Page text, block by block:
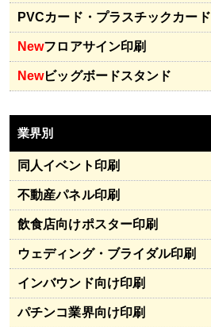
PVCカード・プラスチックカード
Newフロアサイン印刷
Newビッグボードスタンド
業界別
同人イベント印刷
不動産パネル印刷
飲食店向けポスター印刷
ウェディング・ブライダル印刷
インバウンド向け印刷
パチンコ業界向け印刷